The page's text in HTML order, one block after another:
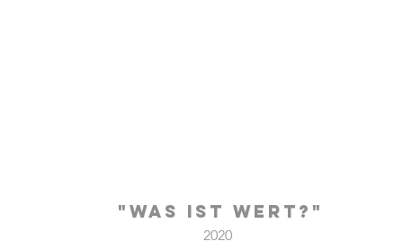
"WAS IST WERT?"
2020